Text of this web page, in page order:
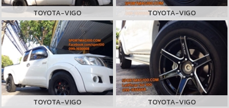
TOYOTA-VIGO TOYOTA-VIGO
TOYOTA-VIGO TOYOTA-VIGO